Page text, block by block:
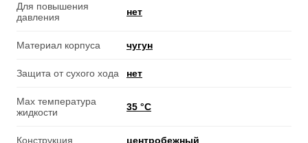
Для повышения
давления
нет
Материал корпуса чугун
Защита от сухого хода нет
Мах температура
жидкости
35 °С
Конструкция центробежный